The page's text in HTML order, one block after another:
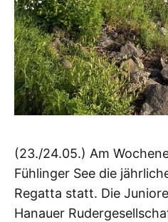
(23./24.05.) Am
Fühlinger See die
Regatta statt. Die
Hanauer